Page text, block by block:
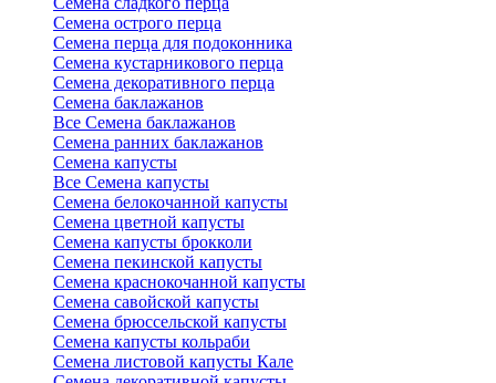
Семена острого перца
Семена перца для подоконника
Семена кустарникового перца
Семена декоративного перца
Семена баклажанов
Все Семена баклажанов
Семена ранних баклажанов
Семена капусты
Все Семена капусты
Семена белокочанной капусты
Семена цветной капусты
Семена капусты брокколи
Семена пекинской капусты
Семена краснокочанной капусты
Семена савойской капусты
Семена брюссельской капусты
Семена капусты кольраби
Семена листовой капусты Кале